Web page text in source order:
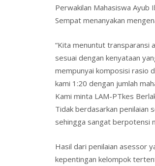
o
k
Perwakilan Mahasiswa Ayub
Sempat menanyakan
“Kita menuntut transparansi
sesuai dengan kenyataan
mempunyai komposisi rasio
kami 1:20 dengan jumlah
Kami minta LAM-PTkes
Tidak berdasarkan penilaian
sehingga sangat berpotensi
Hasil dari penilaian asessor
kepentingan kelompok